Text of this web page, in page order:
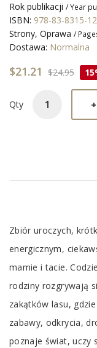
Rok publikacji / Year
ISBN: 978-83-8315-
Strony, Oprawa /
Dostawa: Normalna
$21.21 $24.95
Qty +
Tab
Article
Zbiór uroczych,
energicznym,
mamie i tacie.
rodziny rozgrywają
zakątków lasu,
zabawy, odkrycia,
poznaje świat, uczy